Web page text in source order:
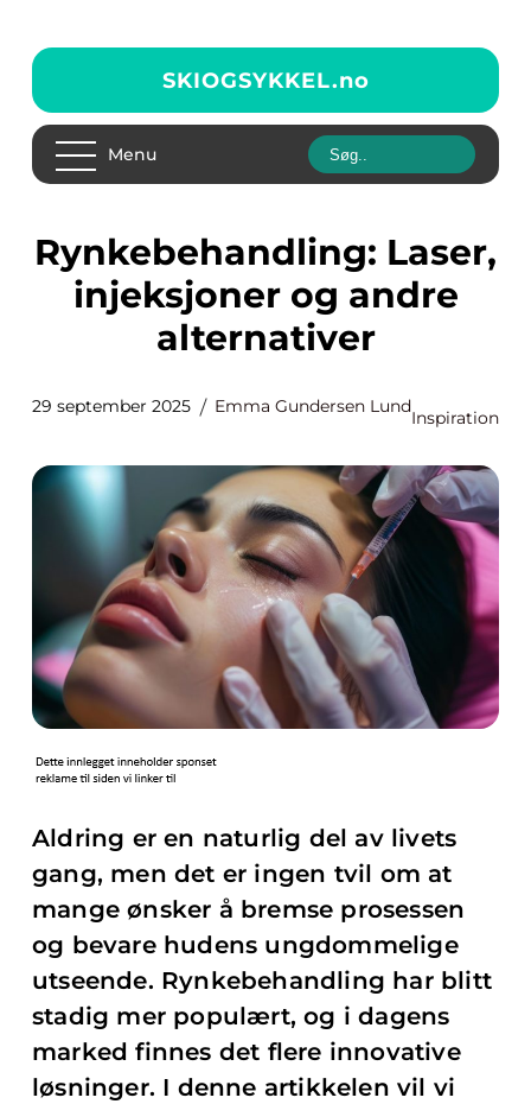
SKIOGSYKKEL.no
Menu
Rynkebehandling: Laser,
injeksjoner og andre
alternativer
29 september 2025 Emma Gundersen Lund
Inspiration
Aldring er en naturlig del av livets
gang, men det er ingen tvil om at
mange ønsker å bremse prosessen
og bevare hudens ungdommelige
utseende. Rynkebehandling har blitt
stadig mer populært, og i dagens
marked finnes det flere innovative
løsninger. I denne artikkelen vil vi